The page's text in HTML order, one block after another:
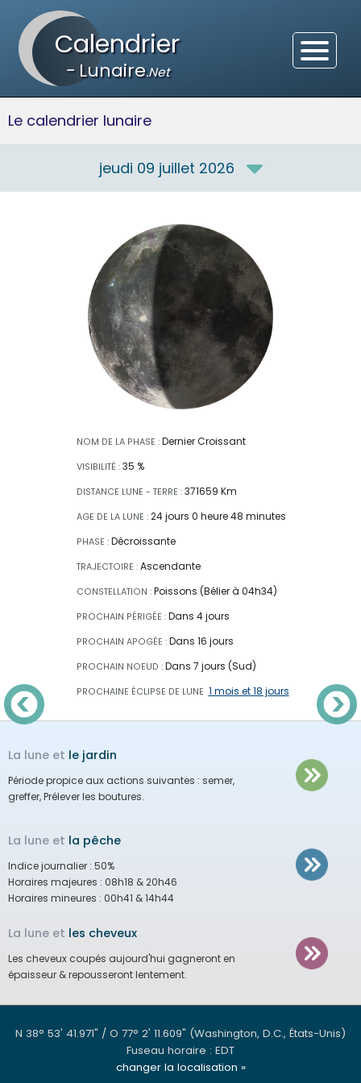
Calendrier
-Lunaire.Net
Le calendrier lunaire
jeudi 09 juillet 2026
NOM DE LA PHASE : Dernier Croissant
VISIBILITÉ : 35 %
DISTANCE LUNE - TERRE : 371659 Km
AGE DE LA LUNE : 24 jours 0 heure 48 minutes
PHASE : Décroissante
TRAJECTOIRE : Ascendante
CONSTELLATION : Poissons (Bélier à 04h34)
PROCHAIN PÉRIGÉE : Dans 4 jours
PROCHAIN APOGÉE : Dans 16 jours
PROCHAIN NOEUD : Dans 7 jours (Sud)
PROCHAINE ÉCLIPSE DE LUNE 1 mois et 18 jours
La lune et le jardin
Période propice aux actions suivantes : semer,
greffer, Prélever les boutures.
La lune et la pêche
Indice journalier : 50%
Horaires majeures : 08h18 & 20h46
Horaires mineures : 00h41 & 14h44
La lune et les cheveux
Les cheveux coupés aujourd'hui gagneront en
épaisseur & repousseront lentement.
N 38° 53' 41.971" / O 77° 2' 11.609" (Washington, D.C., États-Unis)
Fuseau horaire : EDT
changer la localisation »